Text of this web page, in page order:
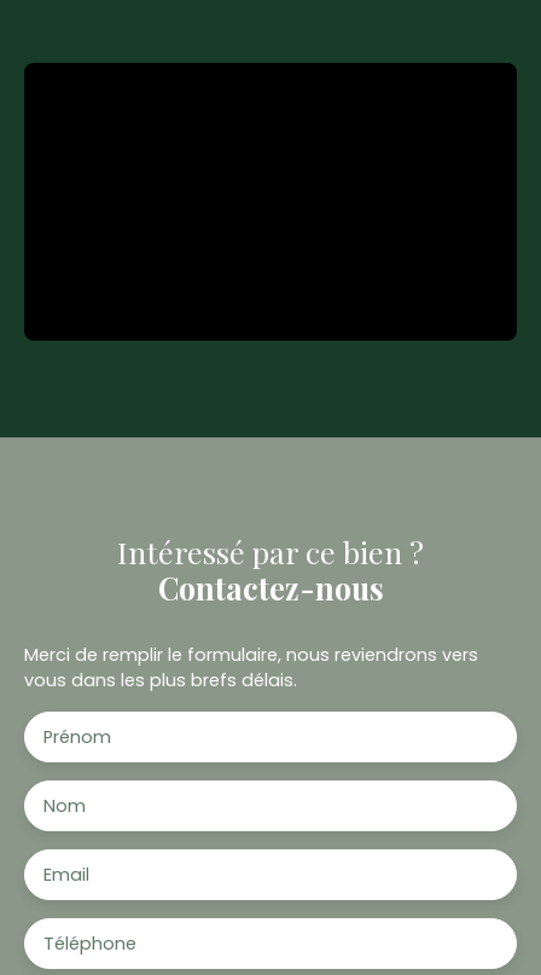
Intéressé par ce bien ?
Contactez-nous
Merci de remplir le formulaire, nous reviendrons vers
vous dans les plus brefs délais.
Prénom
Nom
Email
Téléphone